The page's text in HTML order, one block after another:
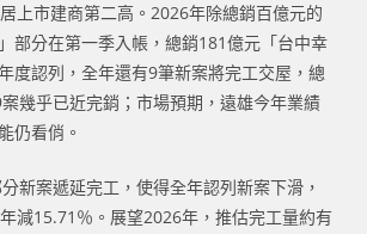
上市建商第二高。2026年除總銷百億元的
部分在第一季入帳，總銷181億元「台中幸
度認列，全年還有9筆新案將完工交屋，總
幾乎已近完銷；市場預期，遠雄今年業績
仍看俏。
新案遞延完工，使得全年認列新案下滑，
減15.71％。展望2026年，推估完工量約有